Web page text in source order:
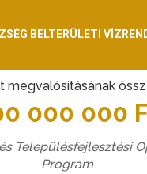
BELTERÜLETI
megvalósításának
000 000
Településfejlesztési
Program